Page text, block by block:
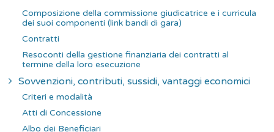
Composizione della commissione giudicatrice e i curricula
dei suoi componenti (link bandi di gara)
Contratti
Resoconti della gestione finanziaria dei contratti al
termine della loro esecuzione
Sovvenzioni, contributi, sussidi, vantaggi economici
Criteri e modalità
Atti di Concessione
Albo dei Beneficiari